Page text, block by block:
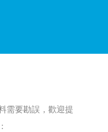
需要勘誤，歡迎提